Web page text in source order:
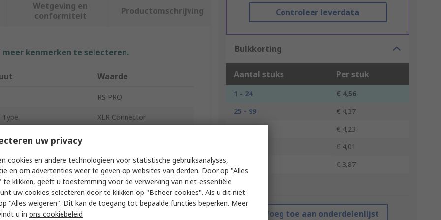
Controleer leverdata
Bulkkorting
Aantal stuks Per stuk
1 - 24
€ 4,56
25 - 99
€ 4,37
€ 4,23
€ 4,01
€ 3,87
*prijsindicatie
Voeg toe aan onderdelenlijst
Wetgeving en
conformiteit
Productomschrijving
kenmerken te selecteren.
Waarde
RS PRO
Type XLR Connector
of Contacts
Panel
16A
Straight
Gender
uw privacy
cookies en andere technologieën voor statistische gebruiksanalyses,
en om advertenties weer te geven op websites van derden. Door op "Alles
te klikken, geeft u toestemming voor de verwerking van niet-essentiële
uw cookies selecteren door te klikken op "Beheer cookies". Als u dit niet
"Alles weigeren". Dit kan de toegang tot bepaalde functies beperken. Meer
u in ons cookiebeleid